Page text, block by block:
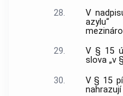
28.
V
azylu“
29.
V § 15
slova „v
30.
V § 15
nahrazují